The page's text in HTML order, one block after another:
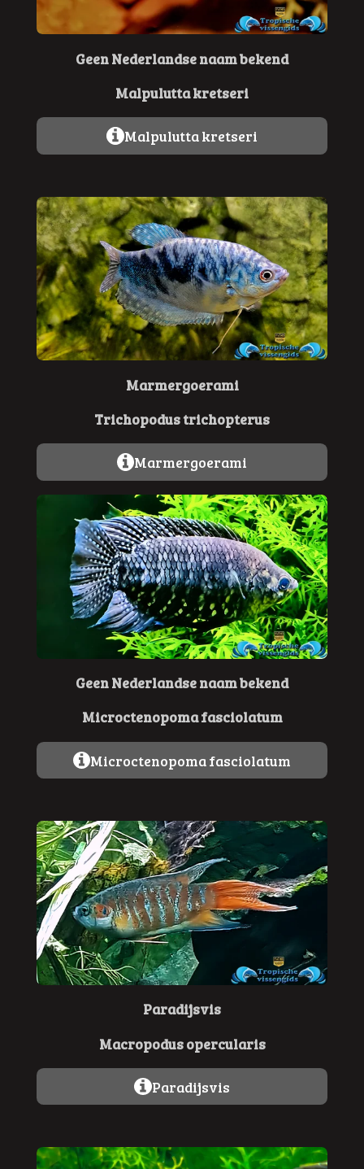
Geen Nederlandse naam bekend
Malpulutta kretseri
Malpulutta kretseri
Marmergoerami
Trichopodus trichopterus
Marmergoerami
Geen Nederlandse naam bekend
Microctenopoma fasciolatum
Microctenopoma fasciolatum
Paradijsvis
Macropodus opercularis
Paradijsvis